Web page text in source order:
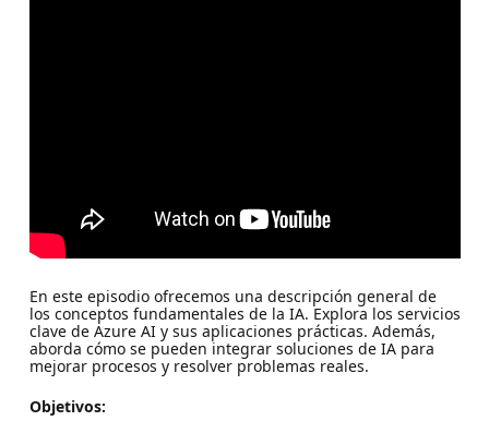
En este episodio ofrecemos una descripción general de
los conceptos fundamentales de la IA. Explora los servicios
clave de Azure AI y sus aplicaciones prácticas. Además,
aborda cómo se pueden integrar soluciones de IA para
mejorar procesos y resolver problemas reales.
Objetivos: